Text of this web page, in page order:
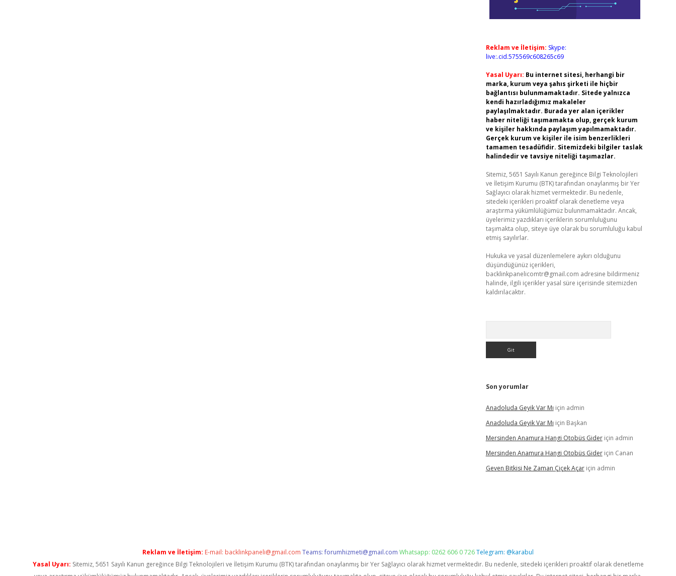
Reklam ve İletişim: Skype:
live:.cid.575569c608265c69
Yasal Uyarı: Bu internet sitesi, herhangi bir
marka, kurum veya şahıs şirketi ile hiçbir
bağlantısı bulunmamaktadır. Sitede yalnızca
kendi hazırladığımız makaleler
paylaşılmaktadır. Burada yer alan içerikler
haber niteliği taşımamakta olup, gerçek kurum
ve kişiler hakkında paylaşım yapılmamaktadır.
Gerçek kurum ve kişiler ile isim benzerlikleri
tamamen tesadüfidir. Sitemizdeki bilgiler taslak
halindedir ve tavsiye niteliği taşımazlar.
Sitemiz, 5651 Sayılı Kanun gereğince Bilgi Teknolojileri
ve İletişim Kurumu (BTK) tarafından onaylanmış bir Yer
Sağlayıcı olarak hizmet vermektedir. Bu nedenle,
sitedeki içerikleri proaktif olarak denetleme veya
araştırma yükümlülüğümüz bulunmamaktadır. Ancak,
üyelerimiz yazdıkları içeriklerin sorumluluğunu
taşımakta olup, siteye üye olarak bu sorumluluğu kabul
etmiş sayılırlar.
Hukuka ve yasal düzenlemelere aykırı olduğunu
düşündüğünüz içerikleri,
backlinkpanelicomtr@gmail.com adresine bildirmeniz
halinde, ilgili içerikler yasal süre içerisinde sitemizden
kaldırılacaktır.
Son yorumlar
Anadoluda Geyik Var Mı için admin
Anadoluda Geyik Var Mı için Başkan
Mersinden Anamura Hangi Otobüs Gideriçin admin
Mersinden Anamura Hangi Otobüs Gideriçin Canan
Geven Bitkisi Ne Zaman Çiçek Açariçin admin
Reklam ve İletişim: E-mail: backlinkpaneli@gmail.com Teams:forumhizmeti@gmail.com Whatsapp: 0262 606 0 726Telegram: @karabul
Yasal Uyarı: Sitemiz, 5651 Sayılı Kanun gereğince Bilgi Teknolojileri ve İletişim Kurumu (BTK) tarafından onaylanmış bir Yer Sağlayıcı olarak hizmet vermektedir. Bu nedenle, sitedeki içerikleri proaktif olarak denetleme